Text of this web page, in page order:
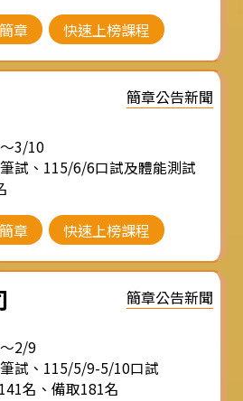
章 快速上榜課程
簡章公告新聞
3/10
試、115/6/6口試及體能測試
章 快速上榜課程
簡章公告新聞
2/9
試、115/5/9-5/10口試
名、備取181名